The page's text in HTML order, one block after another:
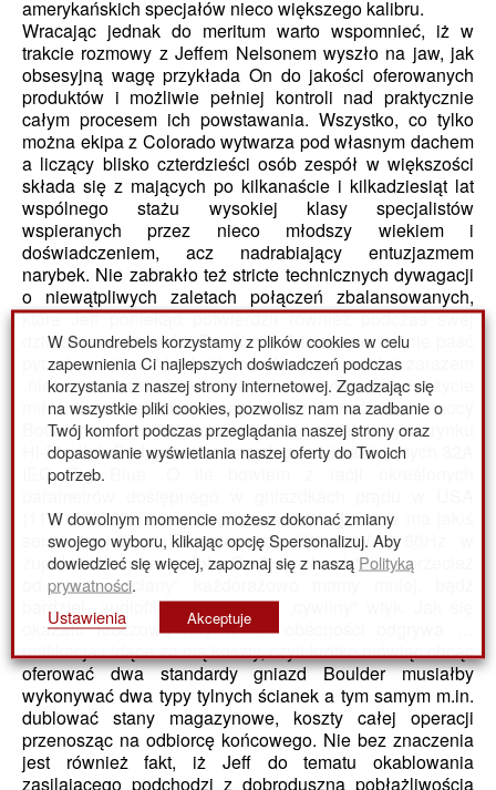
amerykańskich specjałów nieco większego kalibru.
Wracając jednak do meritum warto wspomnieć, iż w
trakcie rozmowy z Jeffem Nelsonem wyszło na jaw, jak
obsesyjną wagę przykłada On do jakości oferowanych
produktów i możliwie pełniej kontroli nad praktycznie
całym procesem ich powstawania. Wszystko, co tylko
można ekipa z Colorado wytwarza pod własnym dachem
a liczący blisko czterdzieści osób zespół w większości
składa się z mających po kilkanaście i kilkadziesiąt lat
wspólnego stażu wysokiej klasy specjalistów
wspieranych przez nieco młodszy wiekiem i
doświadczeniem, acz nadrabiający entuzjazmem
narybek. Nie zabrakło też stricte technicznych dywagacji
o niewątpliwych zaletach połączeń zbalansowanych,
które Jeff poniekąd potwierdził również podczas swej
działalności na rynku Pro-Audio. Nie mogło też nie paść
pytanie o obecność dość charakterystycznych i zarazem
„nieco” (znaczy się szalenie) uprzykrzających życie
miłośnikom kablowej żonglerki w końcówkach mocy
Bouldera dość niestandardowych (przynajmniej na rynku
Hi-Fi, High-End) przemysłowych gniazd zasilających 32A
IEC Big Blue. O ile bowiem z racji określonych
(110-120V/60Hz) tego typu połączenie jeszcze ma jakiś
sens, to już w Europie przy 220-230V / 50Hz w
zupełności wystarczyłoby C-19, tym bardziej, że przecież
od strony „ściany” każdorazowo mamy mniej, bądź
bardziej „audiofilski” ale jednak „cywilny” wtyk. Jak się
okazało kluczową rolę w ich obecności odgrywa …
unifikacja i idące za nią koszty, czyli krótko mówiąc chcąc
oferować dwa standardy gniazd Boulder musiałby
wykonywać dwa typy tylnych ścianek a tym samym m.in.
dublować stany magazynowe, koszty całej operacji
przenosząc na odbiorcę końcowego. Nie bez znaczenia
jest również fakt, iż Jeff do tematu okablowania
zasilającego podchodzi z dobroduszną pobłażliwością
W Soundrebels korzystamy z plików cookies w celu
zapewnienia Ci najlepszych doświadczeń podczas
korzystania z naszej strony internetowej. Zgadzając się
na wszystkie pliki cookies, pozwolisz nam na zadbanie o
Twój komfort podczas przeglądania naszej strony oraz
dopasowanie wyświetlania naszej oferty do Twoich
potrzeb.
W dowolnym momencie możesz dokonać zmiany
swojego wyboru, klikając opcję Spersonalizuj. Aby
dowiedzieć się więcej, zapoznaj się z naszą Polityką
prywatności
Ustawienia
Akceptuje